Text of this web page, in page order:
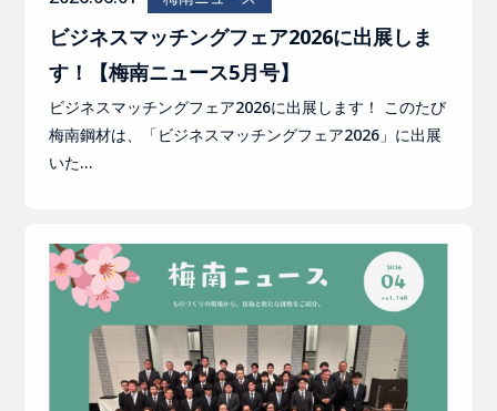
ビジネスマッチングフェア2026に出展しま
す！【梅南ニュース5月号】
ビジネスマッチングフェア2026に出展します！ このたび
梅南鋼材は、「ビジネスマッチングフェア2026」に出展
いた…